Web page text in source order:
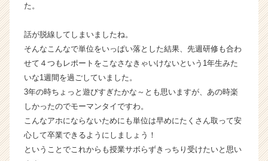
活
ト
チ
ア
キ
ャ
リ
ア
た。
話が脱線してしまいましたね。
そんなこんなで単位をいっぱい落とした結果、先週研修も合わ
せて４つもレポートをこなさなきゃいけないという1年生みた
いな1週間を過ごしていました。
3年の時ちょっと遊びすぎたかな～とも思いますが、あの時楽
しかったのでモーマンタイですわ。
こんなアホにならないためにも単位は早めにたくさん取って安
心して卒業できるようにしましょう！
ということでこれからも授業サボらずきっちり受けたいと思い